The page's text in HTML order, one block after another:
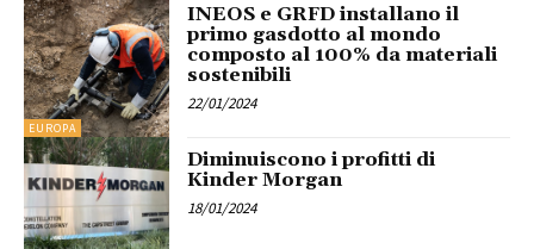
EUROPA
INEOS e GRFD installano il
primo gasdotto al mondo
composto al 100% da materiali
sostenibili
22/01/2024
Diminuiscono i profitti di
Kinder Morgan
18/01/2024